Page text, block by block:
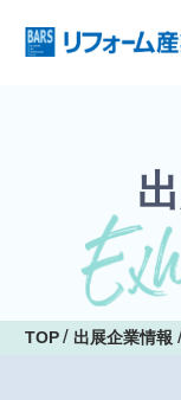
TOP 出展企業情報